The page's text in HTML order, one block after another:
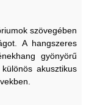
szövegében
A hangszeres
gyönyörű
akusztikus